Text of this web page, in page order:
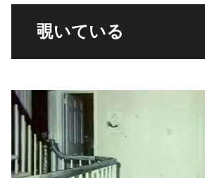
覗いている